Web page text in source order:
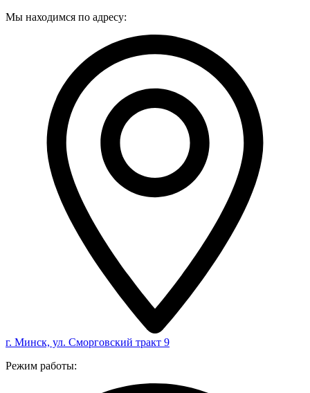
Мы находимся по адресу:
г. Минск, ул. Сморговский тракт 9
Режим работы: